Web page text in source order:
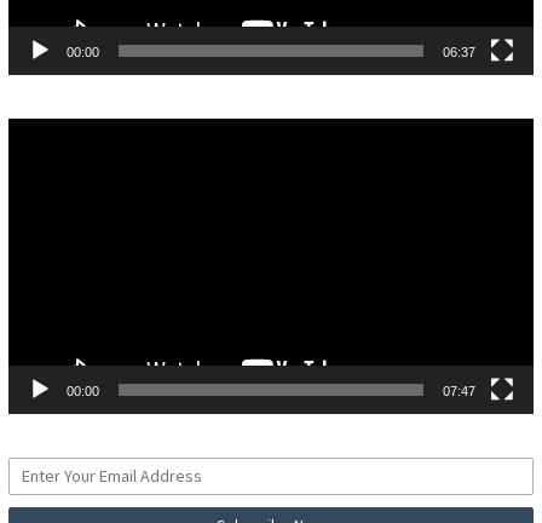
00:00 06:37
00:00 07:47